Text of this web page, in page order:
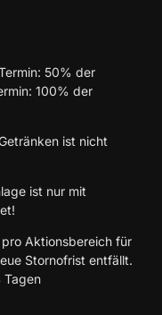
50% der
100% der
ist nicht
ist nur mit
Aktionsbereich für
Stornofrist entfällt.
Tagen